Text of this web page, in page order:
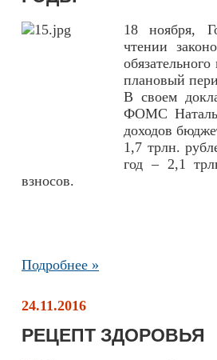
18 ноября,
чтении
плановый
В своем
ФОМС
доходов
1,7 трлн.
год – 2,1
взносов.
Подробнее »
24.11.2016
РЕЦЕПТ ЗДОРОВЬЯ